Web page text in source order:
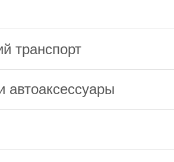
транспорт
автоаксессуары